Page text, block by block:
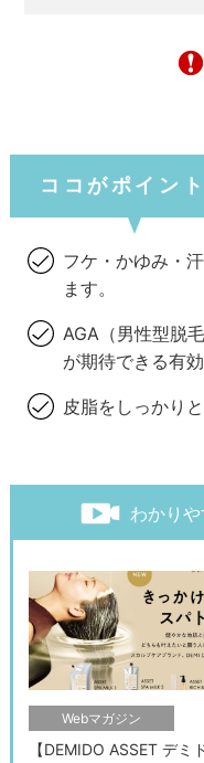
ココがポイント
フケ・かゆみ・
ます。
AGA（男性型脱
が期待できる有
皮脂をしっかり
わかり
Webマガジン
【DEMIDO ASSET デミ